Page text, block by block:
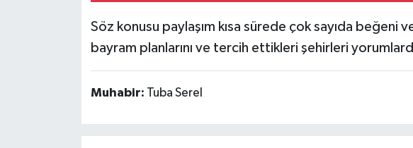
Söz konusu paylaşım kısa sürede çok sayıda beğeni
bayram planlarını ve tercih ettikleri şehirleri
Muhabir: Tuba Serel